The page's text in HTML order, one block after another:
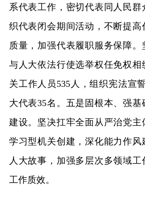
系代表工作，密切代表同人民群
织代表闭会期间活动，不断提高
质量，加强代表履职服务保障。
与人大依法行使选举权任免权相
关工作人员535人，组织宪法宣
大代表35名。五是固根本、强
建设。坚决扛牢全面从严治党主
学习型机关创建，深化能力作风
人大故事，加强多层次多领域
工作质效。